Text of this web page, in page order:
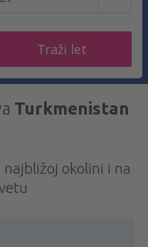
Traži let
Turkmenistan
okolini i na